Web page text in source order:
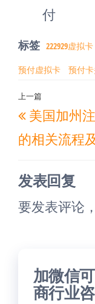
付
标签 222929虚拟卡
预付虚拟卡 预付卡
文
章
导
上
一
篇
文
上一篇
美国加州
的相关流程
发表回复
要发表评论
加微信
商行业